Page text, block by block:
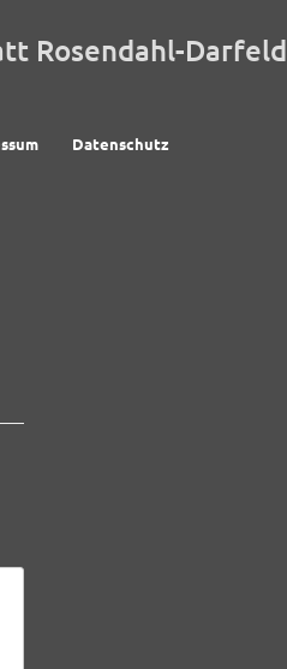
Rosendahl-Darfeld
Datenschutz